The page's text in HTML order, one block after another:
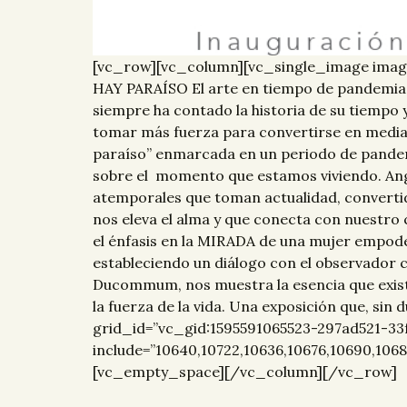
[vc_row][vc_column][vc_single_image
HAY PARAÍSO El arte en tiempo de
siempre ha contado la historia de su
tomar más fuerza para convertirse en
paraíso” enmarcada en un periodo de
sobre el momento que estamos viviendo.
atemporales que toman actualidad,
nos eleva el alma y que conecta con
el énfasis en la MIRADA de una mujer
estableciendo un diálogo con el
Ducommum, nos muestra la esencia que
la fuerza de la vida. Una exposición que,
grid_id=”vc_gid:1595591065523-297ad521-
[vc_empty_space][/vc_column][/vc_row]